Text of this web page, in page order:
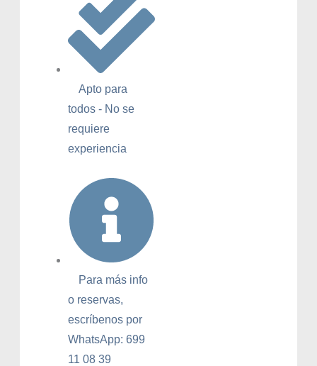
Apto para
todos - No se
requiere
experiencia
Para más info
o reservas,
escríbenos por
WhatsApp: 699
11 08 39